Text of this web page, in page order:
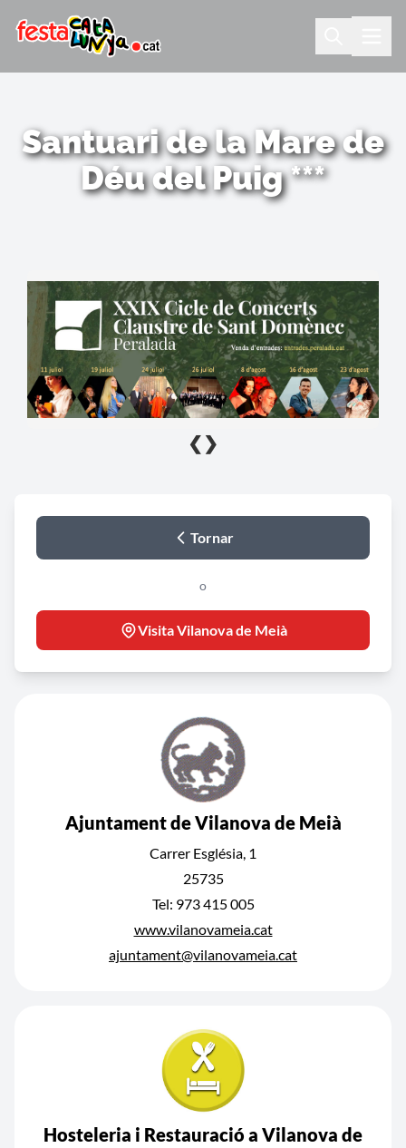
Santuari de la Mare de
Déu del Puig ***
❮ ❯
Tornar
o
Visita Vilanova de Meià
Ajuntament de Vilanova de Meià
Carrer Església, 1
25735
Tel: 973 415 005
www.vilanovameia.cat
ajuntament@vilanovameia.cat
Hosteleria i Restauració a Vilanova de